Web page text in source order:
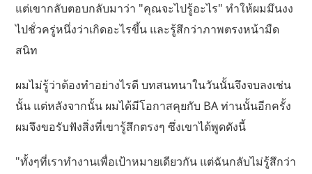
แต่เขากลับตอบกลับมาว่า "คุณจะไปรู้อะไร" ทำให้ผมมึนงง
ไปชั่วครู่หนึ่งว่าเกิดอะไรขึ้น และรู้สึกว่าภาพตรงหน้ามืด
สนิท
ผมไม่รู้ว่าต้องทำอย่างไรดี บทสนทนาในวันนั้นจึงจบลงเช่น
นั้น แต่หลังจากนั้น ผมได้มีโอกาสคุยกับ BA ท่านนั้นอีกครั้ง
ผมจึงขอรับฟังสิ่งที่เขารู้สึกตรงๆ ซึ่งเขาได้พูดดังนี้
"ทั้งๆที่เราทำงานเพื่อเป้าหมายเดียวกัน แต่ฉันกลับไม่รู้สึกว่า